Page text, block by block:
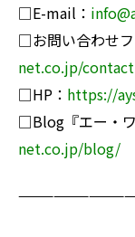
□E-mail：
□お問い合わせフ
net.co.jp/
□HP： https://
□Blog『エー・
net.co.jp/blog/